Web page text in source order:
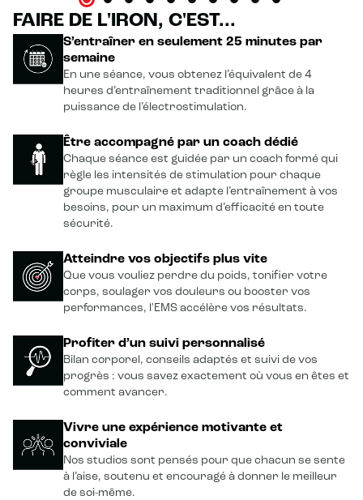
FAIRE DE L'IRON, C'EST...
S’entraîner en seulement 25 minutes par
semaine
En une séance, vous obtenez l’équivalent de 4
heures d’entraînement traditionnel grâce à la
puissance de l’électrostimulation.
Être accompagné par un coach dédié
Chaque séance est guidée par un coach formé qui
règle les intensités de stimulation pour chaque
groupe musculaire et adapte l’entraînement à vos
besoins, pour un maximum d’efficacité en toute
sécurité.
Atteindre vos objectifs plus vite
Que vous vouliez perdre du poids, tonifier votre
corps, soulager vos douleurs ou booster vos
performances, l'EMS accélère vos résultats.
Profiter d’un suivi personnalisé
Bilan corporel, conseils adaptés et suivi de vos
progrès : vous savez exactement où vous en êtes et
comment avancer.
Vivre une expérience motivante et
conviviale
Nos studios sont pensés pour que chacun se sente
à l’aise, soutenu et encouragé à donner le meilleur
de soi-même.